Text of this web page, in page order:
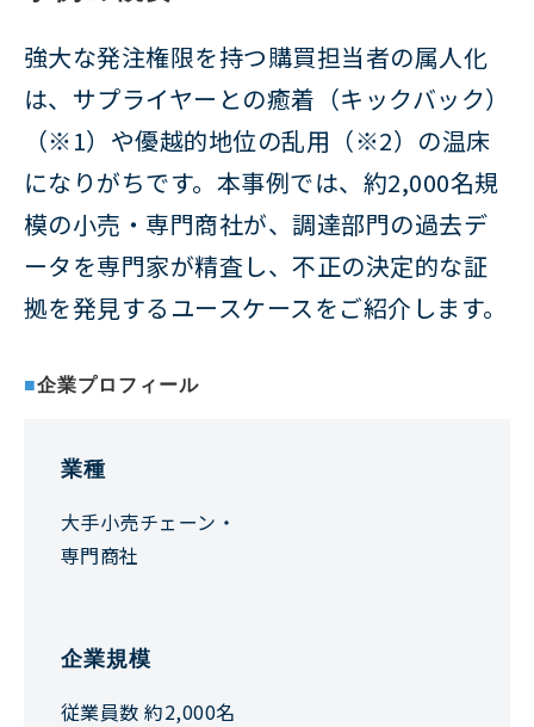
強大な発注権限を持つ購買担当者の属人化
は、サプライヤーとの癒着（キックバック）
（※1）や優越的地位の乱用（※2）の温床
になりがちです。本事例では、約2,000名規
模の小売・専門商社が、調達部門の過去デ
ータを専門家が精査し、不正の決定的な証
拠を発見するユースケースをご紹介します。
■企業プロフィール
業種
大手小売チェーン・
専門商社
企業規模
従業員数 約2,000名